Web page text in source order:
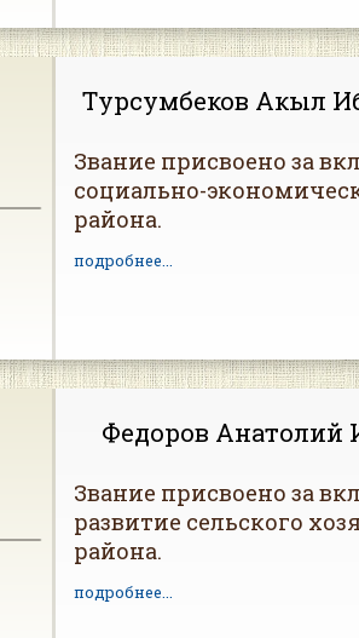
Турсумбеков Акыл
Звание присвоено за
социально-
района.
подробнее...
Федоров Анатолий
Звание присвоено за
развитие сельского
района.
подробнее...